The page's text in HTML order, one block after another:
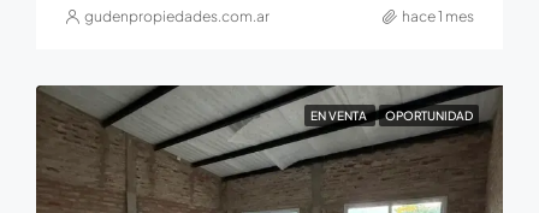
gudenpropiedades.com.ar hace 1 mes
EN VENTA OPORTUNIDAD